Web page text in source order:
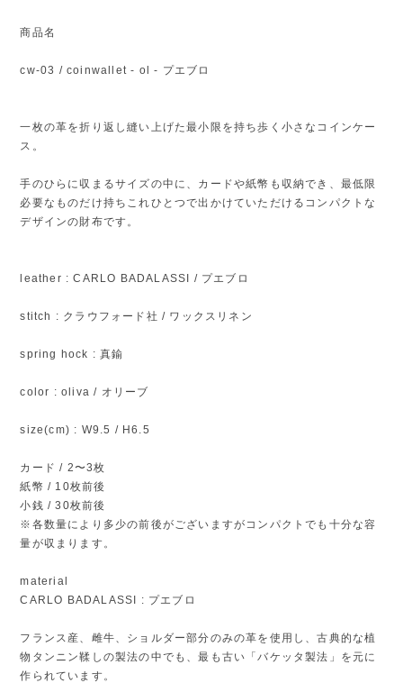
商品名
cw-03 / coinwallet - ol - プエブロ
一枚の革を折り返し縫い上げた最小限を持ち歩く小さなコインケー
ス。
手のひらに収まるサイズの中に、カードや紙幣も収納でき、最低限
必要なものだけ持ちこれひとつで出かけていただけるコンパクトな
デザインの財布です。
leather : CARLO BADALASSI / プエブロ
stitch : クラウフォード社 / ワックスリネン
spring hock : 真鍮
color : oliva / オリーブ
size(cm) : W9.5 / H6.5
カード / 2〜3枚
紙幣 / 10枚前後
小銭 / 30枚前後
※各数量により多少の前後がございますがコンパクトでも十分な容
量が収まります。
material
CARLO BADALASSI : プエブロ
フランス産、雌牛、ショルダー部分のみの革を使用し、古典的な植
物タンニン鞣しの製法の中でも、最も古い「バケッタ製法」を元に
作られています。